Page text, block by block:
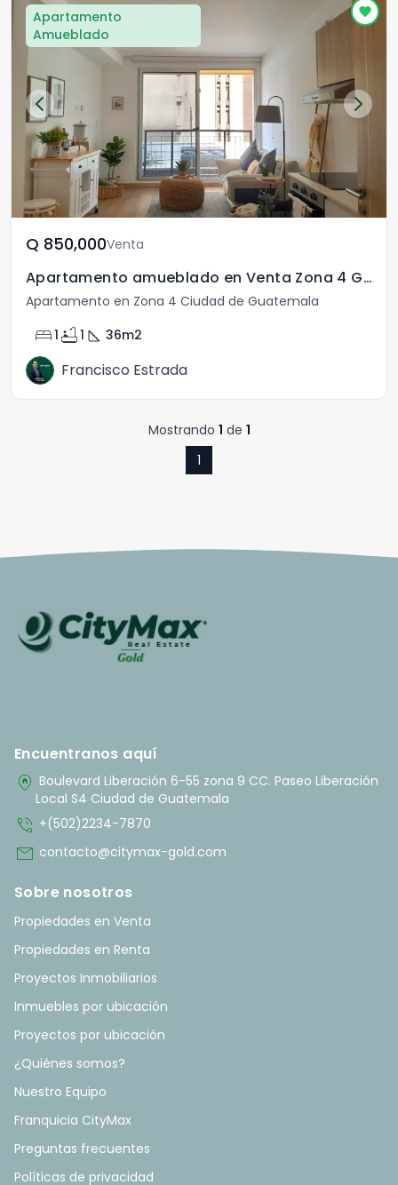
Apartamento
Amueblado
Q	850,000Venta
Apartamento amueblado en Venta Zona 4 Guatemala
Apartamento en Zona 4 Ciudad de Guatemala
bed1 bathtub1 square_foot 36m2
Francisco Estrada
Mostrando 1 de 1
1
Encuentranos aquí
home_pin Boulevard Liberación 6-55 zona 9 CC. Paseo Liberación
Local S4 Ciudad de Guatemala
phone_in_talk +(502)2234-7870
mail contacto@citymax-gold.com
Sobre nosotros
Propiedades en Venta
Propiedades en Renta
Proyectos Inmobiliarios
Inmuebles por ubicación
Proyectos por ubicación
¿Quiénes somos?
Nuestro Equipo
Franquicia CityMax
Preguntas frecuentes
Políticas de privacidad